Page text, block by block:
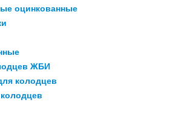
оцинкованные
ЖБИ
колодцев